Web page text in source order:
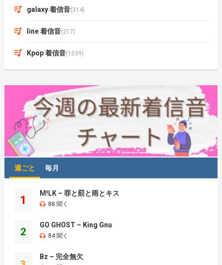
galaxy 着信音(314)
line 着信音(217)
Kpop 着信音(1039)
週ごと 毎月
1
M!LK – 罪と罰と雨とキス
88 聞く
2
GO GHOST – King Gnu
84 聞く
Bz – 完全無欠